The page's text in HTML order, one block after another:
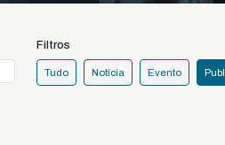
Filtros
Tudo Notícia Evento